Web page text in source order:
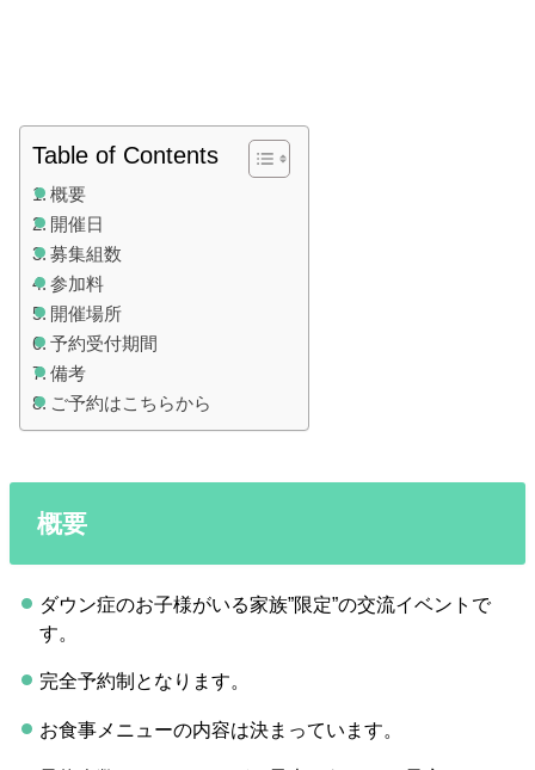
Table of Contents
概要
開催日
募集組数
参加料
開催場所
予約受付期間
備考
ご予約はこちらから
概要
ダウン症のお子様がいる家族”限定”の交流イベントで
す。
完全予約制となります。
お食事メニューの内容は決まっています。